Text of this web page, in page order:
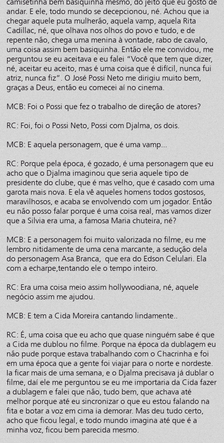
andar. E ele, todo mundo se decepcionou, né. Achou que ia
chegar aquele puta mulherão, aquela vamp, aquela Rita
Cadillac, né, que olhava nos olhos do povo e tudo, e de
repente não, chega uma menina à vontade, rabo de cavalo,
uma coisa assim bem basiquinha. Então ele me convidou, me
perguntou se eu aceitava e eu falei “Você que tem que dizer,
né, aceitar eu aceito, mas é uma coisa que é difícil, nunca fui
atriz, nunca fiz”. O José Possi Neto me dirigiu muito bem,
graças a Deus, então eu comecei aí no cinema.
MCB: Foi o Possi que fez o trabalho de direção de atores?
RC: Foi, foi o Possi Neto, Possi com Djalma, os dois.
MCB: E aquela personagem, que é uma vamp...
RC: Porque pela época, é gozado, é uma personagem que eu
acho que o Djalma imaginou que seria aquele tipo de
presidente do clube, que é mas velho, que é casado com uma
garota mais nova. E ela vê aqueles homens todos gostosos,
maravilhosos, e acaba se envolvendo com um jogador. Então
eu não posso falar porque é uma coisa real, mas vamos dizer
que a Silvia era uma, a famosa Maria chuteira, né?
MCB: E a personagem foi muito valorizada no filme, eu me
lembro nitidamente de uma cena marcante, a sedução dela
do personagem Asa Branca, que era do Edson Celulari. Ela
com a echarpe,tentando ele o tempo inteiro.
RC: Era uma coisa meio assim hollywoodiana, né, aquele
negócio assim me ajudou.
MCB: E tem a Cida Moreira cantando lindamente..
RC: É, uma coisa que eu acho que quase ninguém sabe é que
a Cida me dublou no filme. Porque na época da dublagem eu
não pude porque estava trabalhando com o Chacrinha e foi
em uma época que a gente foi viajar para o norte e nordeste.
Ia ficar mais de uma semana, e o Djalma precisava já dublar o
filme, daí ele me perguntou se eu me importaria da Cida fazer
a dublagem e falei que não, tudo bem, que achava até
melhor porque até eu sincronizar o que eu estou falando na
fita e botar a voz em cima ia demorar. Mas deu tudo certo,
acho que ficou legal, e todo mundo imagina até que é a
minha voz, ficou bem parecida mesmo.